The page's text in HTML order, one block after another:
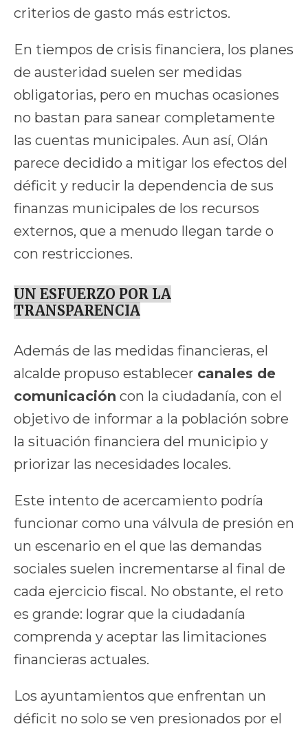
criterios de gasto más estrictos.
En tiempos de crisis financiera, los planes
de austeridad suelen ser medidas
obligatorias, pero en muchas ocasiones
no bastan para sanear completamente
las cuentas municipales. Aun así, Olán
parece decidido a mitigar los efectos del
déficit y reducir la dependencia de sus
finanzas municipales de los recursos
externos, que a menudo llegan tarde o
con restricciones.
UN ESFUERZO POR LA
TRANSPARENCIA
Además de las medidas financieras, el
alcalde propuso establecer canales de
comunicación con la ciudadanía, con el
objetivo de informar a la población sobre
la situación financiera del municipio y
priorizar las necesidades locales.
Este intento de acercamiento podría
funcionar como una válvula de presión en
un escenario en el que las demandas
sociales suelen incrementarse al final de
cada ejercicio fiscal. No obstante, el reto
es grande: lograr que la ciudadanía
comprenda y aceptar las limitaciones
financieras actuales.
Los ayuntamientos que enfrentan un
déficit no solo se ven presionados por el